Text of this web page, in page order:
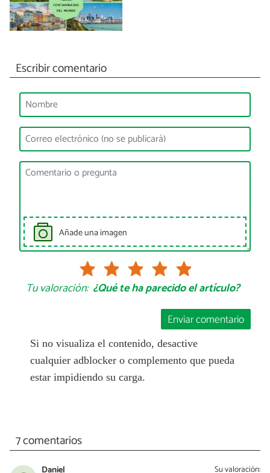
Escribir comentario
Añade una imagen
Tu valoración: ¿Qué te ha parecido el artículo?
Enviar comentario
Si no visualiza el contenido, desactive
cualquier adblocker o complemento que pueda
estar impidiendo su carga.
7 comentarios
Su valoración:
Daniel